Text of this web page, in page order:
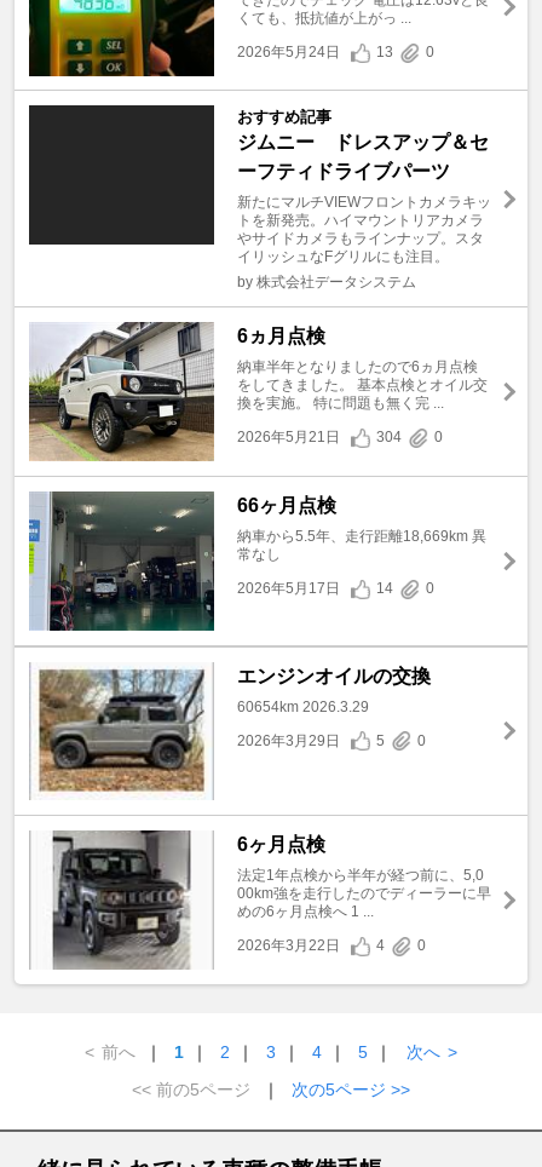
くても、抵抗値が上がっ ...
2026年5月24日
13 0
おすすめ記事
ジムニー ドレスアップ＆セ
ーフティドライブパーツ
新たにマルチVIEWフロントカメラキッ
トを新発売。ハイマウントリアカメラ
やサイドカメラもラインナップ。スタ
イリッシュなFグリルにも注目。
by 株式会社データシステム
6ヵ月点検
納車半年となりましたので6ヵ月点検
をしてきました。 基本点検とオイル交
換を実施。 特に問題も無く完 ...
2026年5月21日
304 0
66ヶ月点検
納車から5.5年、走行距離18,669km 異
常なし
2026年5月17日
14 0
エンジンオイルの交換
60654km 2026.3.29
2026年3月29日
5 0
6ヶ月点検
法定1年点検から半年が経つ前に、5,0
00km強を走行したのでディーラーに早
めの6ヶ月点検へ 1 ...
2026年3月22日
4 0
< 前へ ｜ 1 ｜ 2 ｜ 3 ｜ 4 ｜ 5 ｜ 次へ >
<< 前の5ページ
｜ 次の5ページ >>